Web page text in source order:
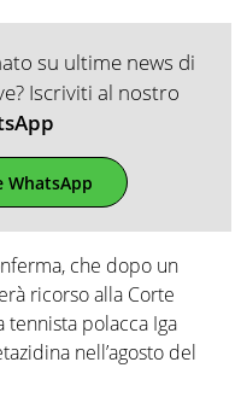
su ultime news di
Iscriviti al nostro
WhatsApp
che dopo un
ricorso alla Corte
polacca Iga
nell’agosto del